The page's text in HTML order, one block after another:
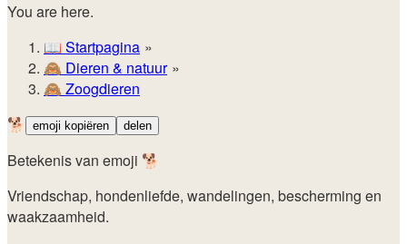
You are here.
📖 Startpagina
🙈️ Dieren & natuur
🙈 Zoogdieren
🐕
emoji kopiëren delen
Betekenis van emoji 🐕
Vriendschap, hondenliefde, wandelingen, bescherming en
waakzaamheid.